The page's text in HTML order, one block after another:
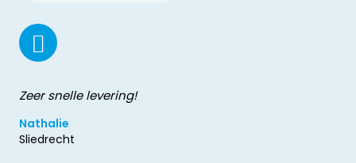
Zeer snelle levering!
Nathalie
Sliedrecht